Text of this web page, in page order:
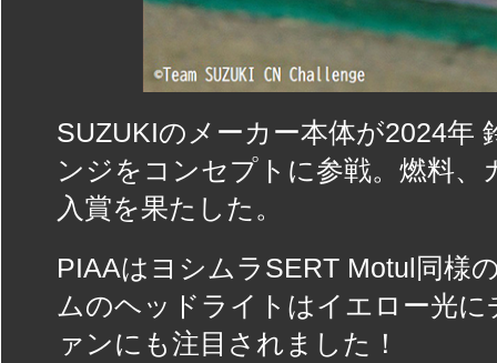
SUZUKIのメーカー本体が2024年
ンジをコンセプトに参戦。燃料
入賞を果たした。
PIAAはヨシムラSERT Motul同様
ムのヘッドライトはイエロー光
ァンにも注目されました！